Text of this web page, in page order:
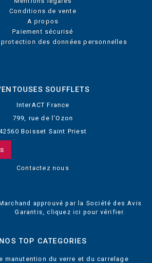
Conditions de vente
A propos
Paiement sécurisé
des données personnelles
SOUFFLETS
InterACT France
799, rue de l'Ozon
Boisset Saint Priest
Contactez nous
approuvé par la Société des Avis
Garantis,cliquez ici pour vérifier
NOS TOP CATEGORIES
manutention du verre et du carrelage